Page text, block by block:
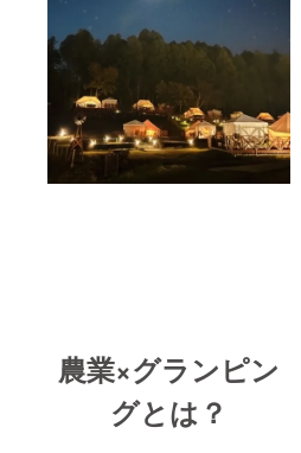
農業×グランピン
グとは？